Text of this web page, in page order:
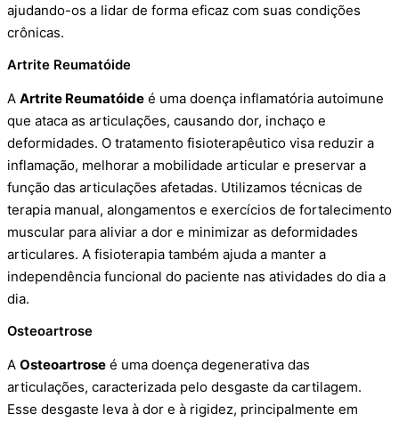
ajudando-os a lidar de forma eficaz com suas condições
crônicas.
Artrite Reumatóide
A Artrite Reumatóide é uma doença inflamatória autoimune
que ataca as articulações, causando dor, inchaço e
deformidades. O tratamento fisioterapêutico visa reduzir a
inflamação, melhorar a mobilidade articular e preservar a
função das articulações afetadas. Utilizamos técnicas de
terapia manual, alongamentos e exercícios de fortalecimento
muscular para aliviar a dor e minimizar as deformidades
articulares. A fisioterapia também ajuda a manter a
independência funcional do paciente nas atividades do dia a
dia.
Osteoartrose
A Osteoartrose é uma doença degenerativa das
articulações, caracterizada pelo desgaste da cartilagem.
Esse desgaste leva à dor e à rigidez, principalmente em